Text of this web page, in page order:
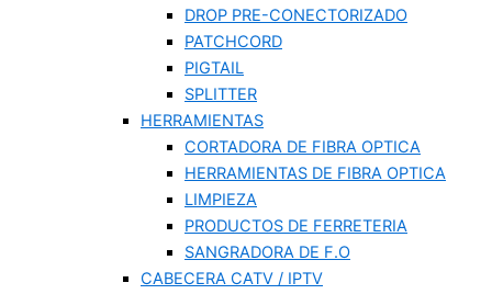
DROP PRE-CONECTORIZADO
PATCHCORD
PIGTAIL
SPLITTER
HERRAMIENTAS
CORTADORA DE FIBRA OPTICA
HERRAMIENTAS DE FIBRA OPTICA
LIMPIEZA
PRODUCTOS DE FERRETERIA
SANGRADORA DE F.O
CABECERA CATV / IPTV